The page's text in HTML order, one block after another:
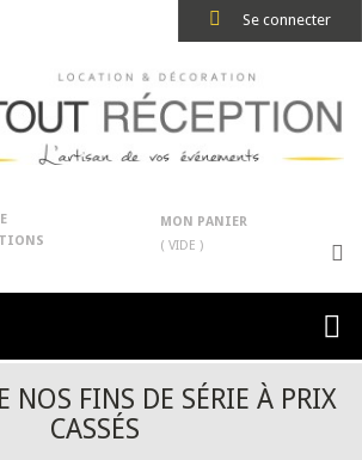
Se connecter
MON PANIER
( VIDE )
NOS FINS DE SÉRIE À PRIX
CASSÉS